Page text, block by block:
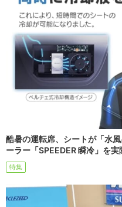
酷暑の運転席、シートが「水
ーラー「SPEEDER 瞬冷」を
特集